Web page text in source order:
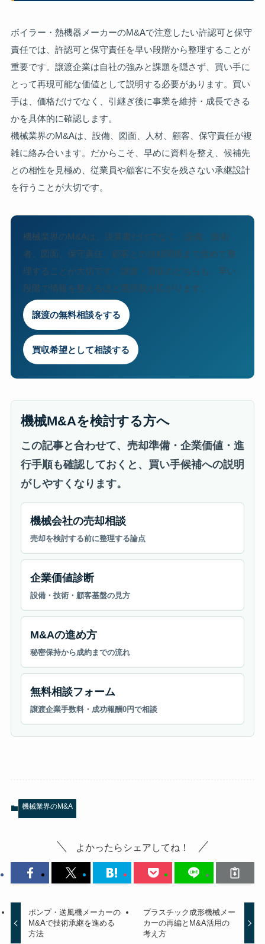
ボイラー・熱機器メーカーのM&Aで注意したい許認可と保守
責任では、許認可と保守責任を早い段階から整理することが
重要です。譲渡企業は自社の強みと課題を隠さず、買い手に
とって再現可能な価値として説明する必要があります。買い
手は、価格だけでなく、引継ぎ後に事業を維持・成長できる
かを具体的に確認します。
機械業界のM&Aは、設備、図面、人材、顧客、保守責任が複
雑に絡み合います。だからこそ、早めに資料を整え、候補先
との相性を見極め、従業員や顧客に不安を残さない承継設計
を行うことが大切です。
機械業界のM&Aは、決算書だけでなく、設備、技術
者、図面、保守責任、顧客との信頼関係まで含めて整
理することが大切です。譲渡・買収のどちらも、早い
段階で情報を整えるほど選択肢が広がります。
譲渡の無料相談をする
買収希望として相談する
機械M&Aを検討する方へ
この記事と合わせて、売却準備・企業価値・進
行手順も確認しておくと、買い手候補への説明
がしやすくなります。
機械会社の売却相談
売却を検討する前に整理する論点
企業価値診断
設備・技術・顧客基盤の見方
M&Aの進め方
秘密保持から成約までの流れ
無料相談フォーム
譲渡企業手数料・成功報酬0円で相談
機械業界のM&A
よかったらシェアしてね！
ポンプ・送風機メーカーの
M&Aで技術承継を進める
方法
プラスチック成形機械メー
カーの再編とM&A活用の
考え方